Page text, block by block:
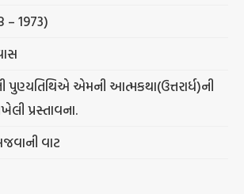
– 1973)
પુણ્યતિથિએ એમની આત્મકથા(ઉત્તરાર્ધ)ની
પ્રસ્તાવના.
વાટ